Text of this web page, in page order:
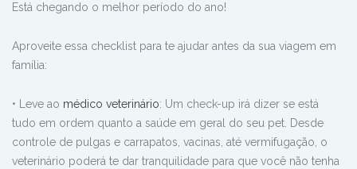
Está chegando o melhor período do ano!
Aproveite essa checklist para te ajudar antes da sua viagem em
família:
• Leve ao médico veterinário: Um check-up irá dizer se está
tudo em ordem quanto a saúde em geral do seu pet. Desde
controle de pulgas e carrapatos, vacinas, até vermifugação, o
veterinário poderá te dar tranquilidade para que você não tenha